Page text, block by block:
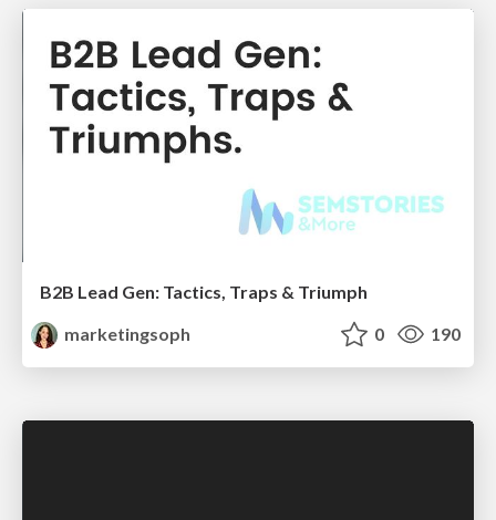
B2B Lead Gen: Tactics, Traps & Triumph
marketingsoph
0 190